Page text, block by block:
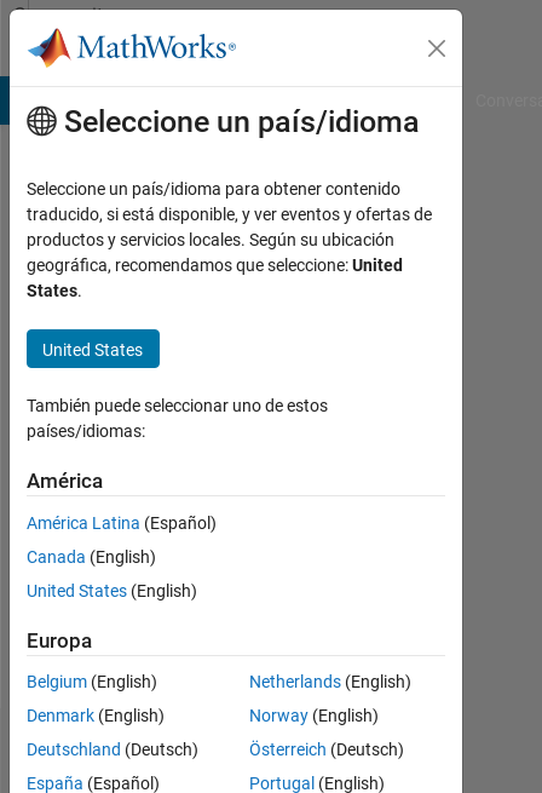
Saltar al contenido
Community
Profile
Manish
Vutkoori
Last
casi
4
años
hace
Followers:
0
Following:
Follow
Panel de control
Seleccione un país/idioma
Seleccione un país/idioma para obtener contenido
traducido, si está disponible, y ver eventos y ofertas de
productos y servicios locales. Según su ubicación
geográfica, recomendamos que seleccione:United
States.
United States
También puede seleccionar uno de estos
países/idiomas:
América
América Latina (Español)
Canada (English)
United States (English)
Europa
Belgium (English)
Denmark (English)
Deutschland (Deutsch)
España (Español)
Netherlands(English)
Norway(English)
Österreich (Deutsch)
Portugal (English)